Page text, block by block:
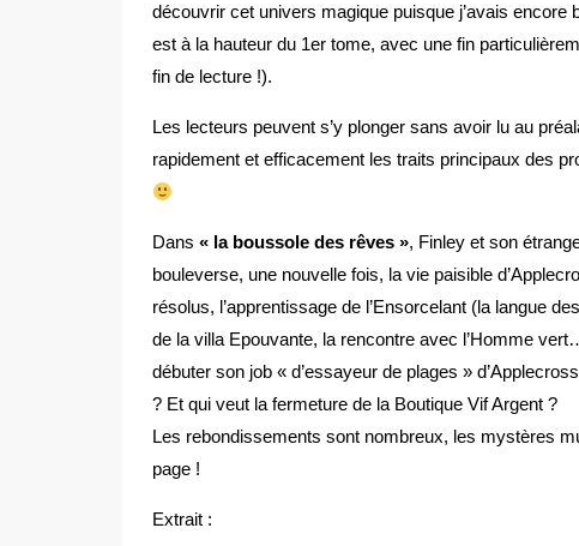
découvrir cet univers magique puisque j’avais encore
est à la hauteur du 1er tome, avec une fin
fin de lecture !).
Les lecteurs peuvent s’y plonger sans avoir lu au
rapidement et efficacement les traits principaux des
Dans « la boussole des rêves », Finley et son
bouleverse, une nouvelle fois, la vie paisible
résolus, l’apprentissage de l’Ensorcelant (la langue
de la villa Epouvante, la rencontre avec l’Homme
débuter son job « d’essayeur de plages »
? Et qui veut la fermeture de la Boutique Vif Argent ?
Les rebondissements sont nombreux, les mystères
page !
Extrait :